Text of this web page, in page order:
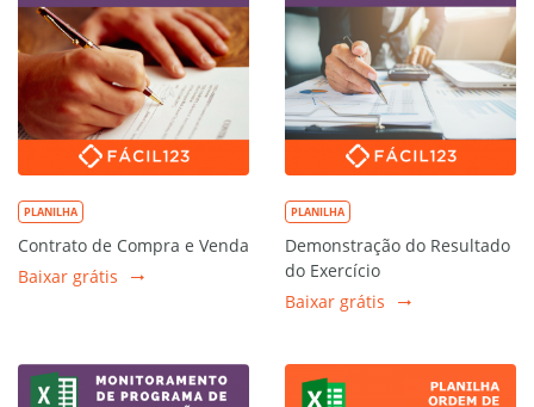
PLANILHA
Contrato de Compra e Venda
Baixar grátis
PLANILHA
Demonstração do Resultado
do Exercício
Baixar grátis